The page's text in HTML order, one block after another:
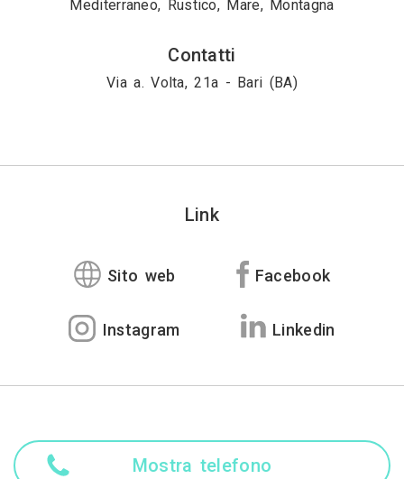
Mediterraneo, Rustico, Mare, Montagna
Contatti
Via a. Volta, 21a - Bari (BA)
Link
Sito web Facebook
Instagram Linkedin
Mostra telefono